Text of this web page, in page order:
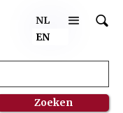
NL
EN